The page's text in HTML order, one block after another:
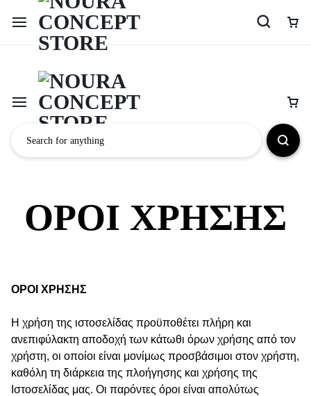
ΟΡΟΙ ΧΡΗΣΗΣ
ΟΡΟΙ ΧΡΗΣΗΣ
Η χρήση της ιστοσελίδας προϋποθέτει πλήρη και
ανεπιφύλακτη αποδοχή των κάτωθι όρων χρήσης από τον
χρήστη, οι οποίοι είναι μονίμως προσβάσιμοι στον χρήστη,
καθόλη τη διάρκεια της πλοήγησης και χρήσης της
Ιστοσελίδας μας. Οι παρόντες όροι είναι απολύτως